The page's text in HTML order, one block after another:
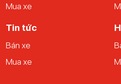
Mua xe
Tin tức
Bán xe
Mua xe